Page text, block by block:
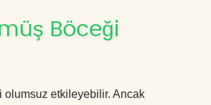
Böceği
olumsuz etkileyebilir. Ancak